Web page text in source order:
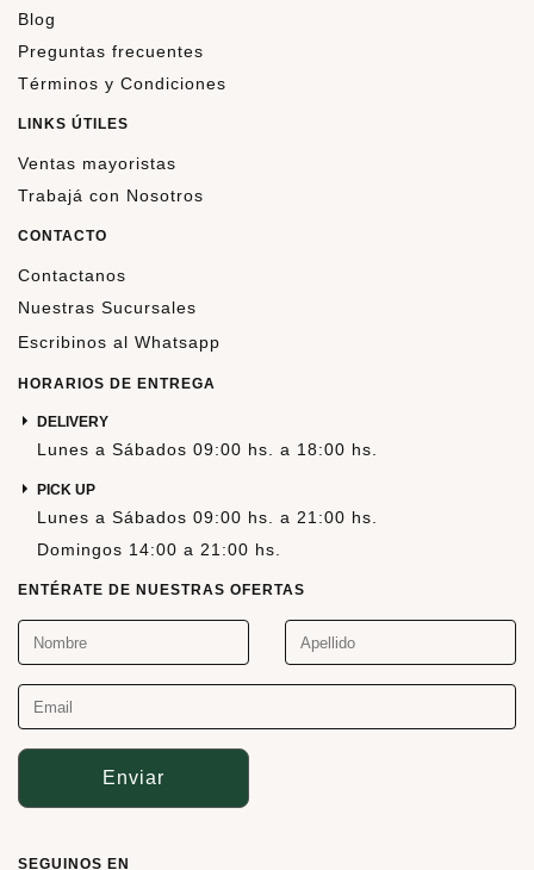
Blog
Preguntas frecuentes
Términos y Condiciones
LINKS ÚTILES
Ventas mayoristas
Trabajá con Nosotros
CONTACTO
Contactanos
Nuestras Sucursales
Escribinos al Whatsapp
HORARIOS DE ENTREGA
DELIVERY
Lunes a Sábados 09:00 hs. a 18:00 hs.
PICK UP
Lunes a Sábados 09:00 hs. a 21:00 hs.
Domingos 14:00 a 21:00 hs.
ENTÉRATE DE NUESTRAS OFERTAS
Enviar
SEGUINOS EN